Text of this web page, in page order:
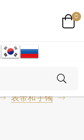
0
表带和手镯